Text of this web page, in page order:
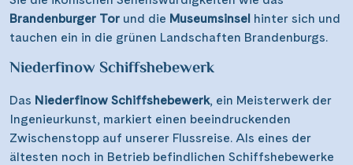
Brandenburger Tor und die Museumsinsel hinter sich und
tauchen ein in die grünen Landschaften Brandenburgs.
Niederfinow Schiffshebewerk
Das Niederfinow Schiffshebewerk, ein Meisterwerk der
Ingenieurkunst, markiert einen beeindruckenden
Zwischenstopp auf unserer Flussreise. Als eines der
ältesten noch in Betrieb befindlichen Schiffshebewerke